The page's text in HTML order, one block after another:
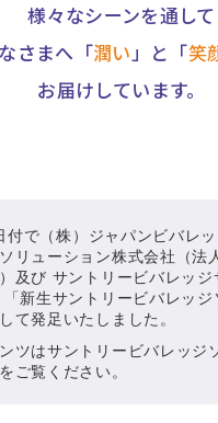
様々なシーンを通して
さまへ「潤い」と「笑
お届けしています。
で（株）ジャパンビバレッ
リューション株式会社（法
及び サントリービバレッジ
「新生サントリービバレッ
て発足いたしました。
ツはサントリービバレッジ
ご覧ください。